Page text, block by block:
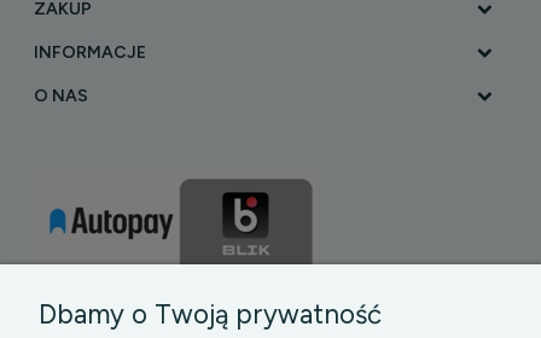
ZAKUP
INFORMACJE
O NAS
Dbamy o Twoją prywatność